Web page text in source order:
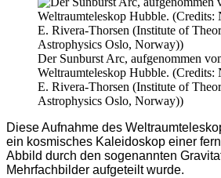
Der Sunburst Arc, aufgenommen
Weltraumteleskop Hubble.
E. Rivera-Thorsen (Institute of
Astrophysics Oslo, Norway))
Diese Aufnahme des
ein kosmisches Kaleidoskop einer
Abbild durch den sogenannten
Mehrfachbilder aufgeteilt wurde.